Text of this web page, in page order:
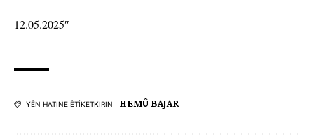
12.05.2025″
YÊN HATINE ÊTÎKETKIRIN HEMÛ BAJAR